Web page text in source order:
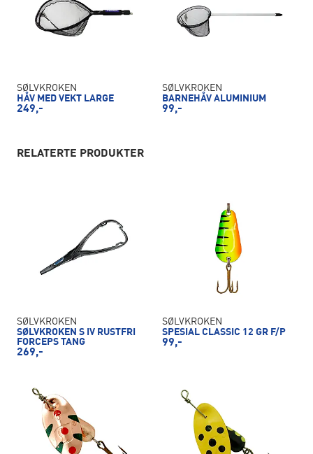
SØLVKROKEN
HÅV MED VEKT LARGE
249,-
SØLVKROKEN
BARNEHÅV ALUMINIUM
99,-
RELATERTE PRODUKTER
SØLVKROKEN
SØLVKROKEN S IV RUSTFRI
FORCEPS TANG
269,-
SØLVKROKEN
SPESIAL CLASSIC 12 GR F/P
99,-